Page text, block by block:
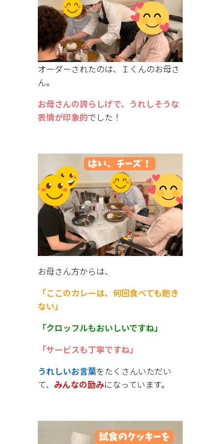
オーダーされたのは、Ｉくんのお母さ
ん。
お母さんの誇らしげで、うれしそうな
表情が印象的でした！
お母さん方からは、
「ここのカレーは、何回食べても飽き
ない」
「クロッフルもおいしいですね」
「サービスも丁寧ですね」
うれしいお言葉をたくさんいただい
て、 みんなの励みになっています。